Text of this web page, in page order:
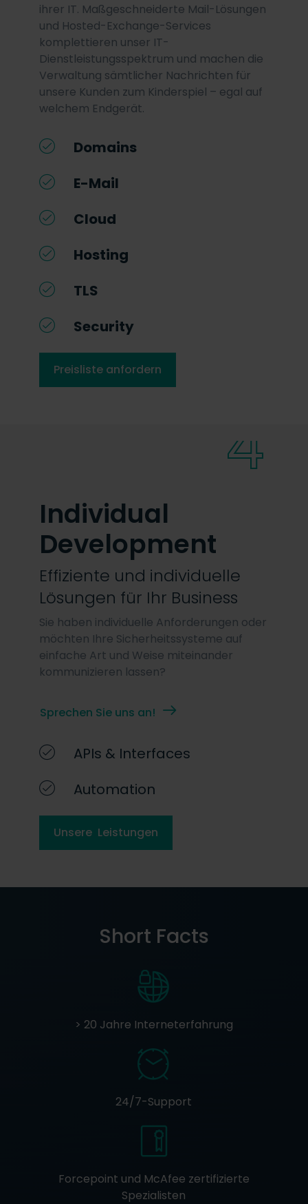
ihrer IT. Maßgeschneiderte Mail-Lösungen
und Hosted-Exchange-Services
komplettieren unser IT-
Dienstleistungsspektrum und machen die
Verwaltung sämtlicher Nachrichten für
unsere Kunden zum Kinderspiel – egal auf
welchem Endgerät.
Domains
E-Mail
Cloud
Hosting
TLS
Security
Preisliste anfordern
Individual
Development
Effiziente und individuelle
Lösungen für Ihr Business
Sie haben individuelle Anforderungen oder
möchten Ihre Sicherheitssysteme auf
einfache Art und Weise miteinander
kommunizieren lassen?
Sprechen Sie uns an!
APIs & Interfaces
Automation
Unsere Leistungen
4
Short Facts
> 20 Jahre Interneterfahrung
24/7-Support
Forcepoint und McAfee zertifizierte
Spezialisten